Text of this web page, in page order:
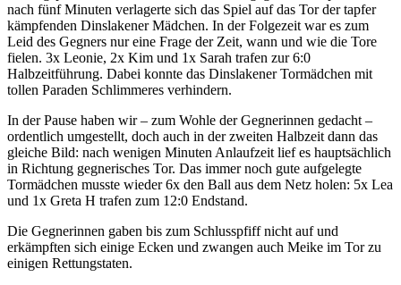
nach fünf Minuten verlagerte sich das Spiel auf das Tor der tapfer
kämpfenden Dinslakener Mädchen. In der Folgezeit war es zum
Leid des Gegners nur eine Frage der Zeit, wann und wie die Tore
fielen. 3x Leonie, 2x Kim und 1x Sarah trafen zur 6:0
Halbzeitführung. Dabei konnte das Dinslakener Tormädchen mit
tollen Paraden Schlimmeres verhindern.
In der Pause haben wir – zum Wohle der Gegnerinnen gedacht –
ordentlich umgestellt, doch auch in der zweiten Halbzeit dann das
gleiche Bild: nach wenigen Minuten Anlaufzeit lief es hauptsächlich
in Richtung gegnerisches Tor. Das immer noch gute aufgelegte
Tormädchen musste wieder 6x den Ball aus dem Netz holen: 5x Lea
und 1x Greta H trafen zum 12:0 Endstand.
Die Gegnerinnen gaben bis zum Schlusspfiff nicht auf und
erkämpften sich einige Ecken und zwangen auch Meike im Tor zu
einigen Rettungstaten.